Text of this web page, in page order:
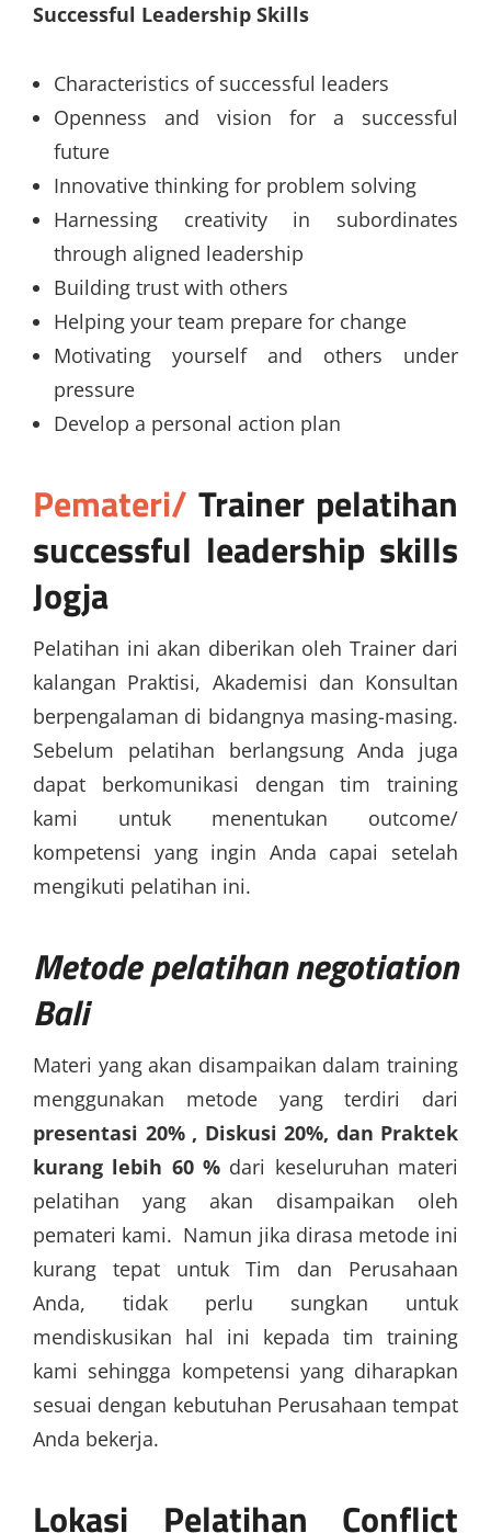
Successful Leadership Skills
Characteristics of successful leaders
Openness and vision for a successful
future
Innovative thinking for problem solving
Harnessing creativity in subordinates
through aligned leadership
Building trust with others
Helping your team prepare for change
Motivating yourself and others under
pressure
Develop a personal action plan
Pemateri/ Trainer pelatihan
successful leadership skills
Jogja
Pelatihan ini akan diberikan oleh Trainer dari
kalangan Praktisi, Akademisi dan Konsultan
berpengalaman di bidangnya masing-masing.
Sebelum pelatihan berlangsung Anda juga
dapat berkomunikasi dengan tim training
kami untuk menentukan outcome/
kompetensi yang ingin Anda capai setelah
mengikuti pelatihan ini.
Metodepelatihan negotiation
Bali
Materi yang akan disampaikan dalam training
menggunakan metode yang terdiri dari
presentasi 20% , Diskusi 20%, dan Praktek
kurang lebih 60 % dari keseluruhan materi
pelatihan yang akan disampaikan oleh
pemateri kami. Namun jika dirasa metode ini
kurang tepat untuk Tim dan Perusahaan
Anda, tidak perlu sungkan untuk
mendiskusikan hal ini kepada tim training
kami sehingga kompetensi yang diharapkan
sesuai dengan kebutuhan Perusahaan tempat
Anda bekerja.
Lokasi Pelatihan Conflict